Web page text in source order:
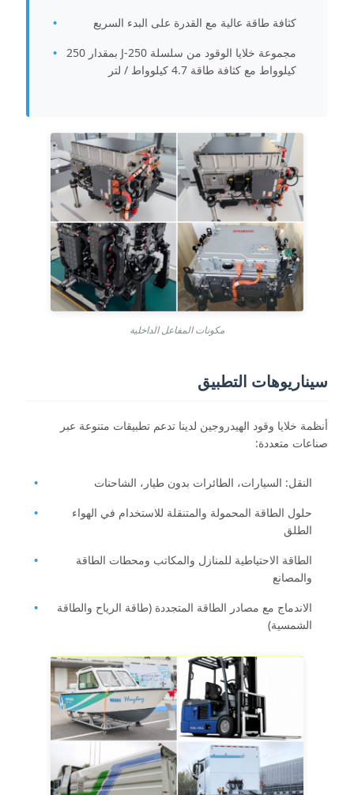
كثافة طاقة عالية مع القدرة على البدء السريع
مجموعة خلايا الوقود من سلسلة J-250 بمقدار 250
كيلوواط مع كثافة طاقة 4.7 كيلوواط / لتر
مكونات المفاعل الداخلية
سيناريوهات التطبيق
أنظمة خلايا وقود الهيدروجين لدينا تدعم تطبيقات متنوعة عبر
صناعات متعددة:
النقل: السيارات، الطائرات بدون طيار، الشاحنات
حلول الطاقة المحمولة والمتنقلة للاستخدام في الهواء
الطلق
الطاقة الاحتياطية للمنازل والمكاتب ومحطات الطاقة
والمصانع
الاندماج مع مصادر الطاقة المتجددة (طاقة الرياح والطاقة
الشمسية)